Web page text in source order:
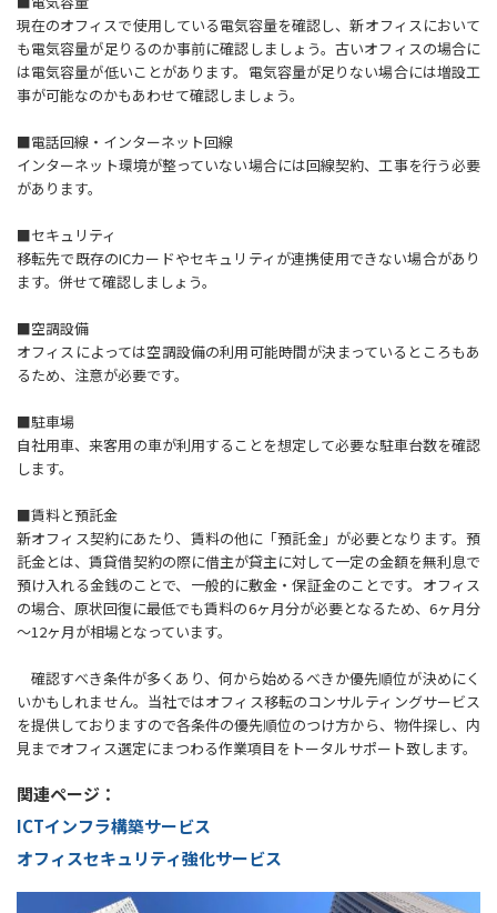
現在のオフィスで使用している電気容量を確認し、新オフィスにおいて
も電気容量が足りるのか事前に確認しましょう。古いオフィスの場合に
は電気容量が低いことがあります。電気容量が足りない場合には増設工
事が可能なのかもあわせて確認しましょう。
■電話回線・インターネット回線
インターネット環境が整っていない場合には回線契約、工事を行う必要
があります。
■セキュリティ
移転先で既存のICカードやセキュリティが連携使用できない場合があり
ます。併せて確認しましょう。
■空調設備
オフィスによっては空調設備の利用可能時間が決まっているところもあ
るため、注意が必要です。
■駐車場
自社用車、来客用の車が利用することを想定して必要な駐車台数を確認
します。
■賃料と預託金
新オフィス契約にあたり、賃料の他に「預託金」が必要となります。預
託金とは、賃貸借契約の際に借主が貸主に対して一定の金額を無利息で
預け入れる金銭のことで、一般的に敷金・保証金のことです。オフィス
の場合、原状回復に最低でも賃料の6ヶ月分が必要となるため、6ヶ月分
～12ヶ月が相場となっています。
確認すべき条件が多くあり、何から始めるべきか優先順位が決めにく
いかもしれません。当社ではオフィス移転のコンサルティングサービス
を提供しておりますので各条件の優先順位のつけ方から、物件探し、内
見までオフィス選定にまつわる作業項目をトータルサポート致します。
関連ページ：
ICTインフラ構築サービス
オフィスセキュリティ強化サービス